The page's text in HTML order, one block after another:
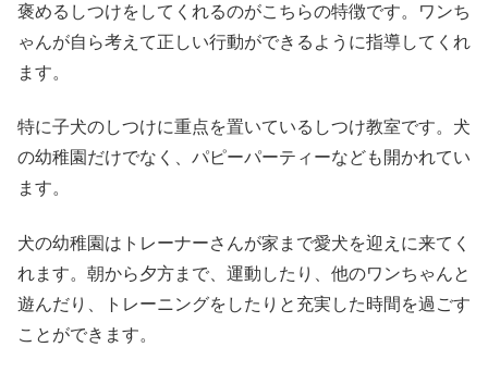
褒めるしつけをしてくれるのがこちらの特徴です。ワンち
ゃんが自ら考えて正しい行動ができるように指導してくれ
ます。
特に子犬のしつけに重点を置いているしつけ教室です。犬
の幼稚園だけでなく、パピーパーティーなども開かれてい
ます。
犬の幼稚園はトレーナーさんが家まで愛犬を迎えに来てく
れます。朝から夕方まで、運動したり、他のワンちゃんと
遊んだり、トレーニングをしたりと充実した時間を過ごす
ことができます。